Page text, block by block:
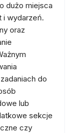
dużo miejsca
i wydarzeń.
oraz
do
lub
sekcje
czy